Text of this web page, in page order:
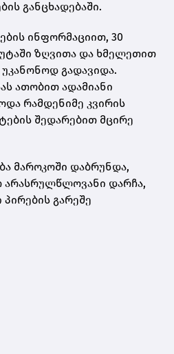
განცხადებაში.
ინფორმაციით, 30
ზღვითა და ხმელეთით
უკანონოდ გადავიდა.
ათობით ადამიანი
რამდენიმე კვირის
შედარებით მცირე
მაროკოში დაბრუნდა,
არასრულწლოვანი დარჩა,
გარეშე